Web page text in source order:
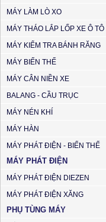
MÁY LÀM LÒ XO
MÁY THÁO LẮP LỐP XE Ô TÔ
MÁY KIỂM TRA BÁNH RĂNG
MÁY BIẾN THẾ
MÁY CÂN NIỀN XE
BALANG - CẦU TRỤC
MÁY NÉN KHÍ
MÁY HÀN
MÁY PHÁT ĐIỆN - BIẾN THẾ
MÁY PHÁT ĐIỆN
MÁY PHÁT ĐIỆN DIEZEN
MÁY PHÁT ĐIỆN XĂNG
PHỤ TÙNG MÁY